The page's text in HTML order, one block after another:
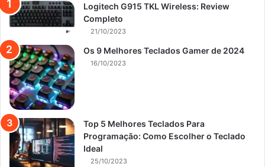
Logitech G915 TKL Wireless: Review
Completo
21/10/2023
Os 9 Melhores Teclados Gamer de 2024
16/10/2023
Top 5 Melhores Teclados Para
Programação: Como Escolher o Teclado
Ideal
25/10/2023